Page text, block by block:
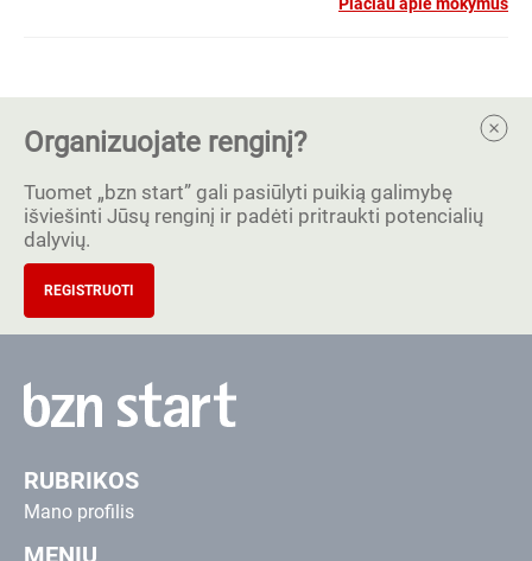
Organizuojate renginį?
Tuomet „bzn start” gali pasiūlyti puikią galimybę
išviešinti Jūsų renginį ir padėti pritraukti potencialių
dalyvių.
REGISTRUOTI
RUBRIKOS
Mano profilis
MENIU